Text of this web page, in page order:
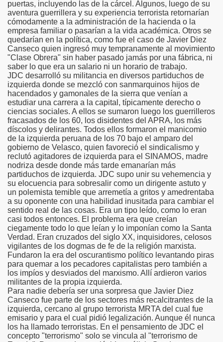
puertas, incluyendo las de la cárcel. Algunos, luego de su
aventura guerrillera y su experiencia terrorista retornarían
cómodamente a la administración de la hacienda o la
empresa familiar o pasarían a la vida académica. Otros se
quedarían en la política, como fue el caso de Javier Diez
Canseco quien ingresó muy tempranamente al movimiento
"Clase Obrera" sin haber pasado jamás por una fábrica, ni
saber lo que era un salario ni un horario de trabajo.
JDC desarrolló su militancia en diversos partiduchos de
izquierda donde se mezcló con sanmarquinos hijos de
hacendados y gamonales de la sierra que venían a
estudiar una carrera a la capital, típicamente derecho o
ciencias sociales. A ellos se sumaron luego los guerrilleros
fracasados de los 60, los disidentes del APRA, los más
díscolos y delirantes. Todos ellos formaron el manicomio
de la izquierda peruana de los 70 bajo el amparo del
gobierno de Velasco, quien favoreció el sindicalismo y
reclutó agitadores de izquierda para el SINAMOS, madre
nodriza desde donde más tarde emanarían más
partiduchos de izquierda. JDC supo unir su vehemencia y
su elocuencia para sobresalir como un dirigente astuto y
un polemista temible que arremetía a gritos y amedrentaba
a su oponente con una habilidad inusitada para cambiar el
sentido real de las cosas. Era un tipo leído, como lo eran
casi todos entonces. El problema era que creían
ciegamente todo lo que leían y lo imponían como la Santa
Verdad. Eran cruzados del siglo XX, inquisidores, celosos
vigilantes de los dogmas de fe de la religión marxista.
Fundaron la era del oscurantismo político levantando piras
para quemar a los pecadores capitalistas pero también a
los impíos y desviados del marxismo. Allí ardieron varios
militantes de la propia izquierda.
Para nadie debería ser una sorpresa que Javier Diez
Canseco fue parte de los sectores más recalcitrantes de la
izquierda, cercano al grupo terrorista MRTA del cual fue
emisario y para el cual pidió legalización. Aunque él nunca
los ha llamado terroristas. En el pensamiento de JDC el
concepto "terrorismo" solo se vincula al "terrorismo de